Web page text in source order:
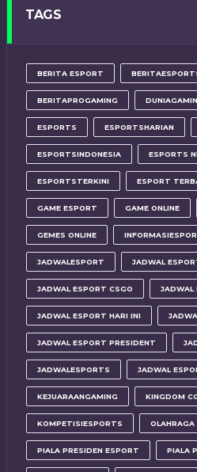
TAGS
BERITA ESPORT
BERITAPROGAMING
ESPORTS ESPORTSHARIAN
ESPORTSINDONESIA ESPORTS
ESPORTSTERKINI ESPORT
GAME ESPORT GAME ONLINE
GEMES ONLINE
JADWALESPORT JADWAL
JADWAL ESPORT CSGO JADWAL
JADWAL ESPORT HARI INI
JADWAL ESPORT PRESIDENT
JADWALESPORTS JADWAL
KEJUARAANGAMING KINGDOM
KOMPETISIESPORTS OLAHRAGA
PIALA PRESIDEN ESPORT PIALA